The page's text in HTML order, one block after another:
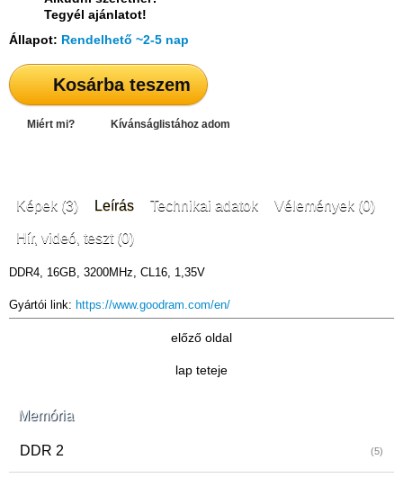
Memória
DDR 2 (5)
Tegyél ajánlatot!
Állapot: Rendelhető ~2-5 nap
Kosárba teszem
Miért mi? Kívánságlistához adom
Képek (3) Leírás Technikai adatok Vélemények (0)
Hír, videó, teszt (0)
DDR4, 16GB, 3200MHz, CL16, 1,35V
Gyártói link: https://www.goodram.com/en/
előző oldal
lap teteje